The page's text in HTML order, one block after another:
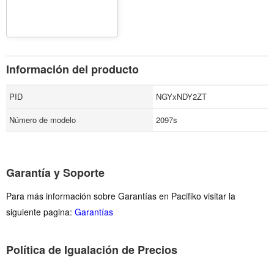
Información del producto
PID
NGYxNDY2ZT
Número de modelo
2097s
Garantía y Soporte
Para más información sobre Garantías en Pacifiko visitar la
siguiente pagina: Garantías
Política de Igualación de Precios